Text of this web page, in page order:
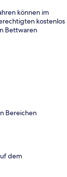
können im
kostenlos
Bettwaren
Bereichen
dem